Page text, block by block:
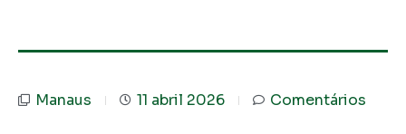
Manaus 11 abril 2026 Comentários